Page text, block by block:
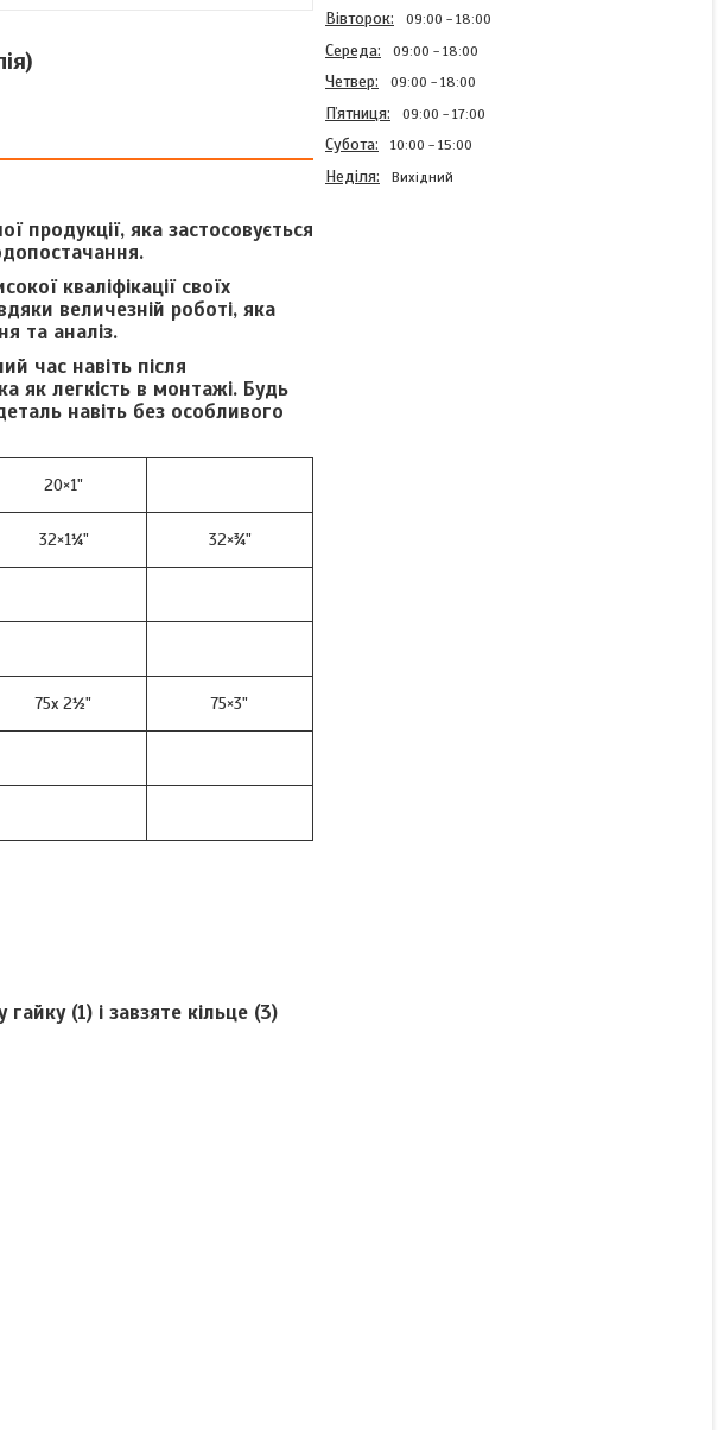
продукції, яка застосовується
кваліфікації своїх
величезній роботі, яка
та аналіз.
час навіть після
як легкість в монтажі. Будь
навіть без особливого
20×1"
32×1¼" 32×¾"
75x 2½" 75×3"
(1) і завзяте кільце (3)
Вівторок 09:00 18:00
Середа 09:00 18:00
Четвер 09:00 18:00
Пʼятниця 09:00 17:00
Субота 10:00 15:00
Неділя Вихідний